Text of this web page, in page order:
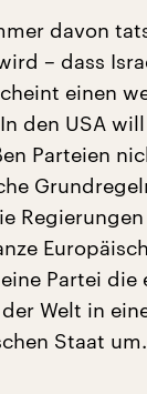
davon
– dass
einen
den USA
Parteien
Partei die
Welt in
Staat um.